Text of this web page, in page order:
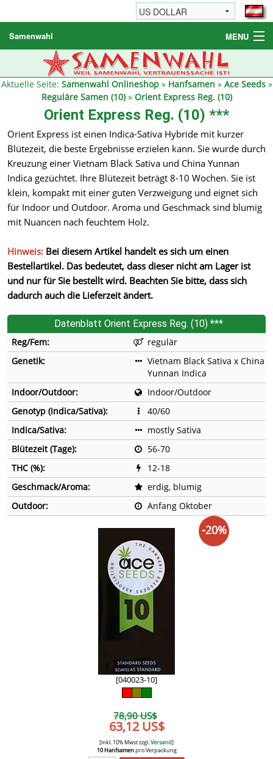
Samenwahl MENU
Hanfsamen
Weitere Produkte
Bestellhinweise / FAQ
Reseller
Aktuelle Seite: Samenwahl Onlineshop» Hanfsamen » Ace Seeds»
Reguläre Samen (10)» Orient Express Reg. (10)
Orient Express Reg. (10) ***
Orient Express ist einen Indica-Sativa Hybride mit kurzer
Blütezeit, die beste Ergebnisse erzielen kann. Sie wurde durch
Kreuzung einer Vietnam Black Sativa und China Yunnan
Indica gezüchtet. Ihre Blütezeit beträgt 8-10 Wochen. Sie ist
klein, kompakt mit einer guten Verzweigung und eignet sich
für Indoor und Outdoor. Aroma und Geschmack sind blumig
mit Nuancen nach feuchtem Holz.
Hinweis: Bei diesem Artikel handelt es sich um einen
Bestellartikel. Das bedeutet, dass dieser nicht am Lager ist
und nur für Sie bestellt wird. Beachten Sie bitte, dass sich
dadurch auch die Lieferzeit ändert.
Datenblatt Orient Express Reg. (10) ***
Reg/Fem:
regulär
Genetik:
Vietnam Black Sativa x China
Yunnan Indica
Indoor/Outdoor:
Indoor/Outdoor
Genotyp (Indica/Sativa):
40/60
Indica/Sativa:
mostly Sativa
Blütezeit (Tage):
56-70
THC (%):
12-18
Geschmack/Aroma:
erdig, blumig
Outdoor:
Anfang Oktober
[040023-10]
78,90 US$
63,12 US$
[inkl. 10% Mwst zzgl.Versand]
10 Hanfsamenpro Verpackung
-20%